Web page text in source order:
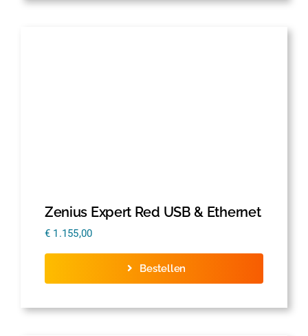
Zenius Expert Red USB & Ethernet
€ 1.155,00
Bestellen